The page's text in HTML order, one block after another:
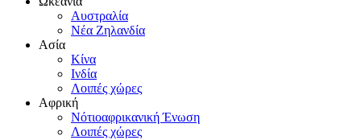
Aυστραλία
Nέα Zηλανδία
Aσία
Kίνα
Iνδία
Λοιπές χώρες
Αφρική
Nότιοαφρικανική Ένωση
Λοιπές χώρες